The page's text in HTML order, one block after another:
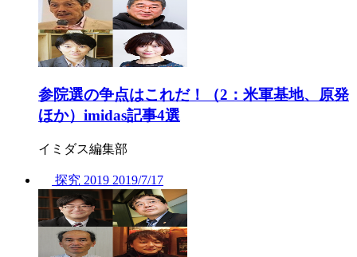
参院選の争点はこれだ！（2：米軍基地、原発
ほか）imidas記事4選
イミダス編集部
探究 2019 2019/7/17